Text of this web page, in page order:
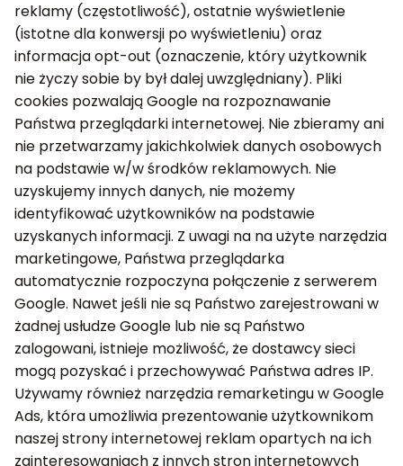
reklamy (częstotliwość), ostatnie wyświetlenie
(istotne dla konwersji po wyświetleniu) oraz
informacja opt-out (oznaczenie, który użytkownik
nie życzy sobie by był dalej uwzględniany). Pliki
cookies pozwalają Google na rozpoznawanie
Państwa przeglądarki internetowej. Nie zbieramy ani
nie przetwarzamy jakichkolwiek danych osobowych
na podstawie w/w środków reklamowych. Nie
uzyskujemy innych danych, nie możemy
identyfikować użytkowników na podstawie
uzyskanych informacji. Z uwagi na na użyte narzędzia
marketingowe, Państwa przeglądarka
automatycznie rozpoczyna połączenie z serwerem
Google. Nawet jeśli nie są Państwo zarejestrowani w
żadnej usłudze Google lub nie są Państwo
zalogowani, istnieje możliwość, że dostawcy sieci
mogą pozyskać i przechowywać Państwa adres IP.
Używamy również narzędzia remarketingu w Google
Ads, która umożliwia prezentowanie użytkownikom
naszej strony internetowej reklam opartych na ich
zainteresowaniach z innych stron internetowych